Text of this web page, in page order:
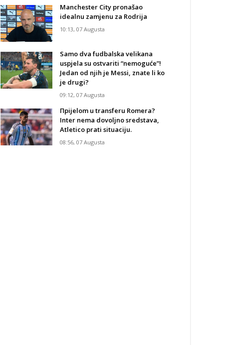
Manchester City pronašao
idealnu zamjenu za Rodrija
10:13, 07 Augusta
Samo dva fudbalska velikana
uspjela su ostvariti “nemoguće”!
Jedan od njih je Messi, znate li ko
je drugi?
09:12, 07 Augusta
Прijelom u transferu Romera?
Inter nema dovoljno sredstava,
Atletico prati situaciju.
08:56, 07 Augusta